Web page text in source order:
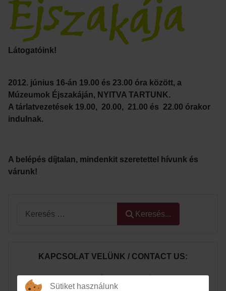
Látogatóink!
2012. június 16-án 19.00 és 23.00 óra között, a
Múzeumok Éjszakáján, NYITVA TARTUNK.
A tárlatvezetések 19.00, 20.00, 21.00 és 22.00 órakor
indulnak.
A belépés díjtalan, mindenkit szeretettel hívunk és
várunk!
Keresés...
KAPCSOLAT VELÜNK / CONTACT US:
Sütiket használunk